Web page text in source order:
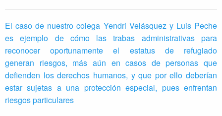
El caso de nuestro colega Yendri Velásquez y Luis Peche
es ejemplo de cómo las trabas administrativas para
reconocer oportunamente el estatus de refugiado
generan riesgos, más aún en casos de personas que
defienden los derechos humanos, y que por ello deberían
estar sujetas a una protección especial, pues enfrentan
riesgos particulares